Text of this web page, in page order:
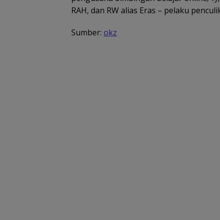
RAH, dan RW alias Eras – pelaku
Sumber: okz